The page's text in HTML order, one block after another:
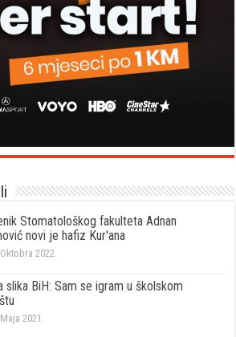
Stomatološkog fakulteta Adnan
novi je hafiz Kur'ana
2022.
slika BiH: Sam se igram u školskom
2021.